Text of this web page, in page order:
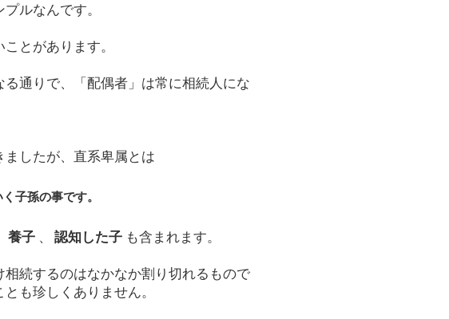
ルなんです。
とがあります。
通りで、「配偶者」は常に相続人にな
したが、直系卑属とは
子孫の事です。
養子 、 認知した子 も含まれます。
続するのはなかなか割り切れるもので
も珍しくありません。